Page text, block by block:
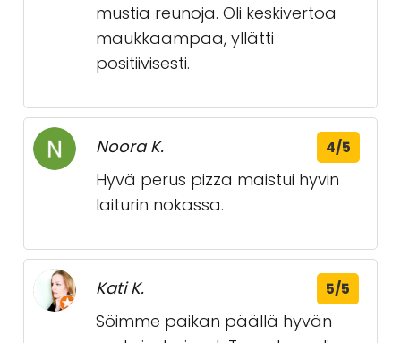
mustia reunoja. Oli keskivertoa
maukkaampaa, yllätti
positiivisesti.
Noora K. 4/5
Hyvä perus pizza maistui hyvin
laiturin nokassa.
Kati K. 5/5
Söimme paikan päällä hyvän